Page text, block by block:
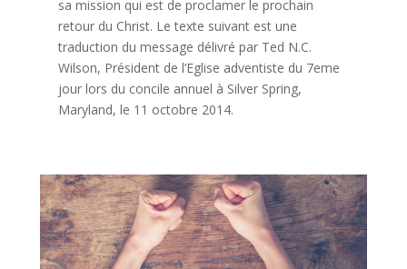
sa mission qui est de proclamer le prochain
retour du Christ. Le texte suivant est une
traduction du message délivré par Ted N.C.
Wilson, Président de l’Eglise adventiste du 7eme
jour lors du concile annuel à Silver Spring,
Maryland, le 11 octobre 2014.